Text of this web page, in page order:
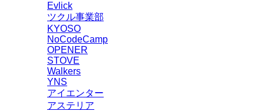
Evlick
ツクル事業部
KYOSO
NoCodeCamp
OPENER
STOVE
Walkers
YNS
アイエンター
アステリア